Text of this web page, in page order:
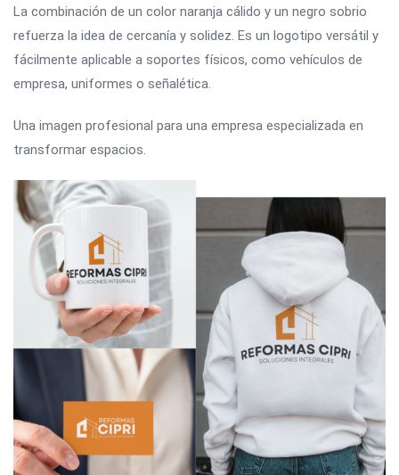
La combinación de un color naranja cálido y un negro sobrio
refuerza la idea de cercanía y solidez. Es un logotipo versátil y
fácilmente aplicable a soportes físicos, como vehículos de
empresa, uniformes o señalética.
Una imagen profesional para una empresa especializada en
transformar espacios.